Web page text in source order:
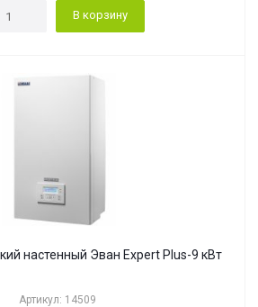
В корзину
настенный Эван Expert Plus-9 кВт
Артикул: 14509